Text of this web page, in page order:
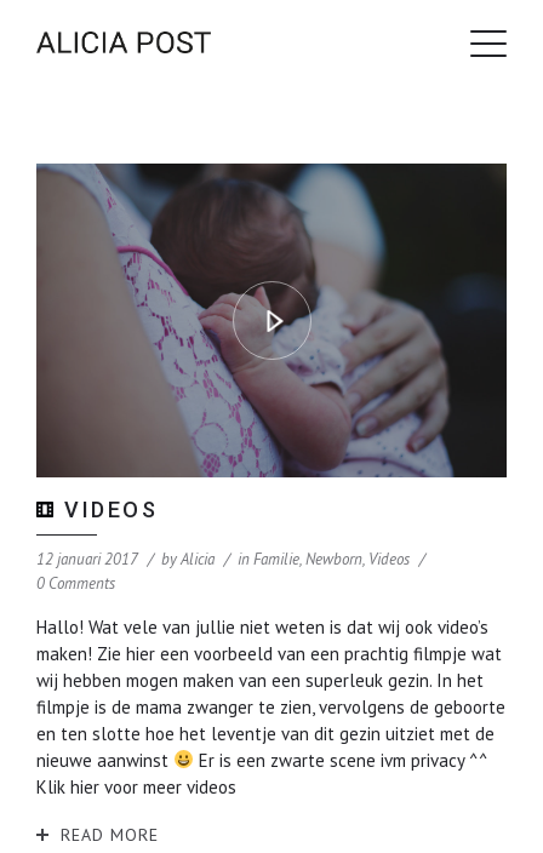
VIDEOS
12 januari 2017 byAlicia inFamilie,Newborn, Videos
0 Comments
Hallo! Wat vele van jullie niet weten is dat wij ook video’s
maken! Zie hier een voorbeeld van een prachtig filmpje wat
wij hebben mogen maken van een superleuk gezin. In het
filmpje is de mama zwanger te zien, vervolgens de geboorte
en ten slotte hoe het leventje van dit gezin uitziet met de
nieuwe aanwinst
Er is een zwarte scene ivm privacy ^^
Klik hier voor meer videos
READ MORE